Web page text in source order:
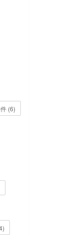
(6)